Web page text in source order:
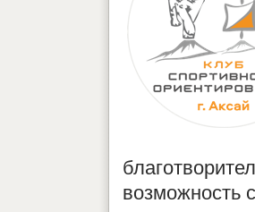
возможность